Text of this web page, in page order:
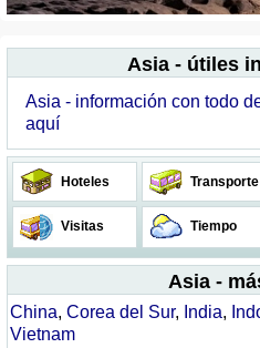
Asia - útiles
Asia - información con todo
aquí
Hoteles Transporte
Visitas Tiempo
Asia -
China, Corea del Sur, India,
Vietnam